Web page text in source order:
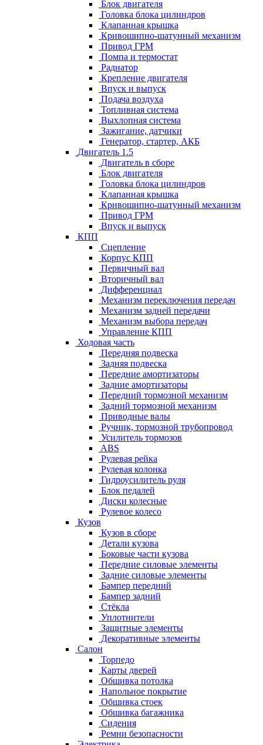
Блок двигателя
Головка блока цилиндров
Клапанная крышка
Кривошипно-шатунный механизм
Привод ГРМ
Помпа и термостат
Радиатор
Крепление двигателя
Впуск и выпуск
Подача воздуха
Топливная система
Выхлопная система
Зажигание, датчики
Генератор, стартер, АКБ
Двигатель 1.5
Двигатель в сборе
Блок двигателя
Головка блока цилиндров
Клапанная крышка
Кривошипно-шатунный механизм
Привод ГРМ
Впуск и выпуск
КПП
Сцепление
Корпус КПП
Первичный вал
Вторичный вал
Дифференциал
Механизм переключения передач
Механизм задней передачи
Механизм выбора передач
Управление КПП
Ходовая часть
Передняя подвеска
Задняя подвеска
Передние амортизаторы
Задние амортизаторы
Передний тормозной механизм
Задний тормозной механизм
Приводные валы
Ручник, тормозной трубопровод
Усилитель тормозов
ABS
Рулевая рейка
Рулевая колонка
Гидроусилитель руля
Блок педалей
Диски колесные
Рулевое колесо
Кузов
Кузов в сборе
Детали кузова
Боковые части кузова
Передние силовые элементы
Задние силовые элементы
Бампер передний
Бампер задний
Стёкла
Уплотнители
Защитные элементы
Декоративные элементы
Салон
Торпедо
Карты дверей
Обшивка потолка
Напольное покрытие
Обшивка стоек
Обшивка багажника
Сидения
Ремни безопасности